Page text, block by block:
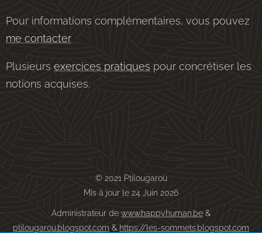
Pour informations complémentaires, vous pouvez
me contacter
Plusieurs exercices pratiquespour concrétiser les
notions acquises.
© 2021 Ptilougarou
Mis à jour le 24 Juin 2026
Administrateur dewww.happyhuman.be &
ptilougarou.blogspot.com &https://les-sommets.blogspot.com